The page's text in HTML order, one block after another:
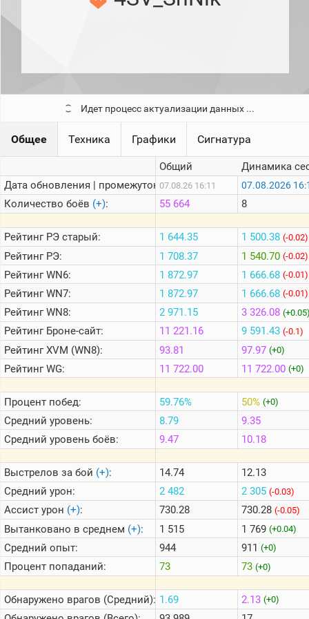
Топ 1000
игроков
игроков
Кланы
Статистика
стримеров
Информация
Онлайн
Цветовая
шкала
Теlegram
ВК
Мира
Танков
Идет процесс актуализации данных ...
Общее Техника Графики Сигнатура
Дата обновления | промежуток:
Количество боёв (+):
РейтингРЭ старый:
РейтингРЭ:
РейтингWN6:
РейтингWN7:
РейтингWN8:
РейтингБроне-сайт:
РейтингXVM (WN8):
РейтингWG:
Процент побед:
Средний уровень:
Средний уровень боёв:
Выстрелов за бой (+):
Средний урон:
Ассист урон (+):
Вытанковано в среднем (+):
Средний опыт:
Процент попаданий:
Обнаружено врагов (Средний):
Общий
07.08.26 16:11
55 664
1 644.35
1 708.37
1 872.97
1 872.97
2 971.15
11 221.16
93.81
11 722.00
59.76%
8.79
9.47
14.74
2 482
730.28
1 515
944
73
1.69
Динамика
07.08.2026
8
1 500.38 (-0.02)
1 540.70 (-0.02)
1 666.68 (-0.01)
1 666.68 (-0.01)
3 326.08
9 591.43 (-0.1)
97.97 (+0)
11 722.00 (+0)
50% (+0)
9.35
10.18
12.13
2 305 (-0.03)
730.28 (-0.05)
1 769 (+0.04)
911 (+0)
73 (+0)
2.13 (+0)